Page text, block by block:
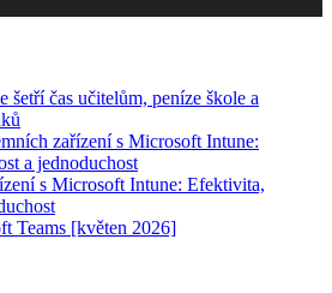
šetří čas učitelům, peníze škole a
zařízení s Microsoft Intune:
a jednoduchost
s Microsoft Intune: Efektivita,
Teams [květen 2026]